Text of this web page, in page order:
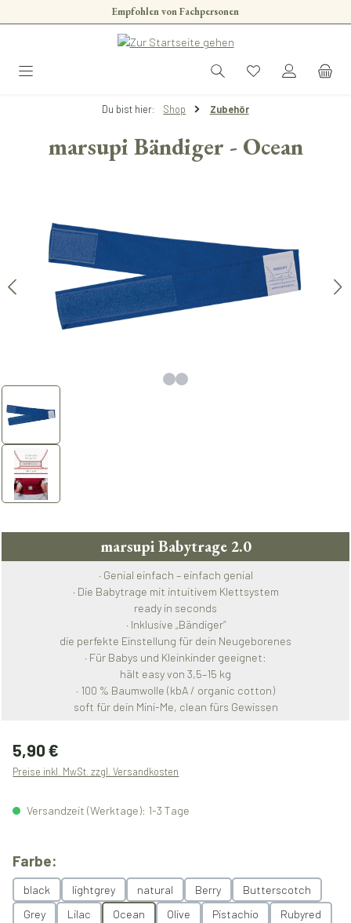
Zum Hauptinhalt springenEmpfohlen von Fachpersonen
Du bist hier: Shop Zubehör
marsupi Bändiger - Ocean
marsupi Babytrage 2.0
· Genial einfach – einfach genial
· Die Babytrage mit intuitivem Klettsystem
ready in seconds
· Inklusive „Bändiger“
die perfekte Einstellung für dein Neugeborenes
· Für Babys und Kleinkinder geeignet:
hält easy von 3,5–15 kg
· 100 % Baumwolle (kbA / organic cotton)
soft für dein Mini-Me, clean fürs Gewissen
Regulärer Preis:
5,90 €
Preise inkl. MwSt. zzgl. Versandkosten
Versandzeit (Werktage): 1-3 Tage
Farbe:
black lightgrey natural Berry
Butterscotch
Grey
Lilac Ocean Olive Pistachio Rubyred